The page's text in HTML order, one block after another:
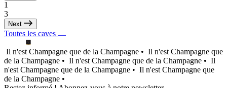
1
3
Next
Toutes les caves
Il n'est Champagne que de la Champagne • Il n'est Champagne que
de la Champagne • Il n'est Champagne que de la Champagne • Il
n'est Champagne que de la Champagne • Il n'est Champagne que
de la Champagne •